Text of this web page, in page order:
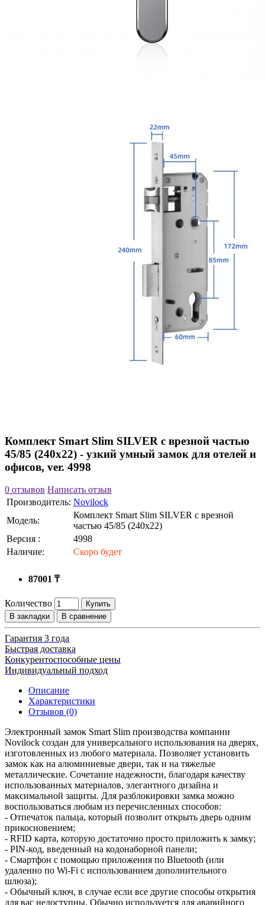
Комплект Smart Slim SILVER с врезной частью
45/85 (240x22) - узкий умный замок для отелей и
офисов, ver. 4998
0 отзывов Написать отзыв
Производитель: Novilock
Модель:
Комплект Smart Slim SILVER с врезной
частью 45/85 (240x22)
Версия :
4998
Наличие:
Скоро будет
87001 ₸
Количество
Купить
В закладки
В сравнение
Гарантия 3 года
Быстрая доставка
Конкурентоспособные цены
Индивидуальный подход
Описание
Характеристики
Отзывов (0)
Электронный замок Smart Slim производства компании
Novilock создан для универсального использования на дверях,
изготовленных из любого материала. Позволяет установить
замок как на алюминиевые двери, так и на тяжелые
металлические. Сочетание надежности, благодаря качеству
использованных материалов, элегантного дизайна и
максимальной защиты. Для разблокировки замка можно
воспользоваться любым из перечисленных способов:
- Отпечаток пальца, который позволит открыть дверь одним
прикосновением;
- RFID карта, которую достаточно просто приложить к замку;
- PIN-код, введенный на кодонаборной панели;
- Смартфон с помощью приложения по Bluetooth (или
удаленно по Wi-Fi с использованием дополнительного
шлюза);
- Обычный ключ, в случае если все другие способы открытия
для вас недоступны. Обычно используется для аварийного